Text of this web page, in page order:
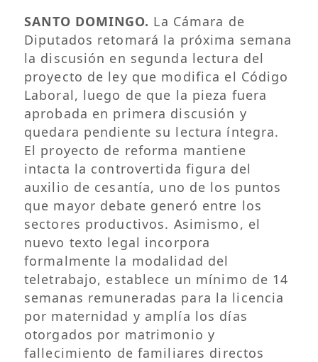
SANTO DOMINGO. La Cámara de
Diputados retomará la próxima semana
la discusión en segunda lectura del
proyecto de ley que modifica el Código
Laboral, luego de que la pieza fuera
aprobada en primera discusión y
quedara pendiente su lectura íntegra.
El proyecto de reforma mantiene
intacta la controvertida figura del
auxilio de cesantía, uno de los puntos
que mayor debate generó entre los
sectores productivos. Asimismo, el
nuevo texto legal incorpora
formalmente la modalidad del
teletrabajo, establece un mínimo de 14
semanas remuneradas para la licencia
por maternidad y amplía los días
otorgados por matrimonio y
fallecimiento de familiares directos